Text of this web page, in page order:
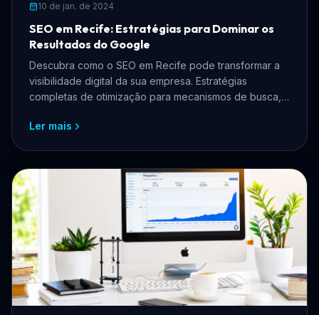
10 de jan. de 2024
SEO em Recife: Estratégias para Dominar os
Resultados do Google
Descubra como o SEO em Recife pode transformar a
visibilidade digital da sua empresa. Estratégias
completas de otimização para mecanismos de busca,
pernambucanos.
Ler mais